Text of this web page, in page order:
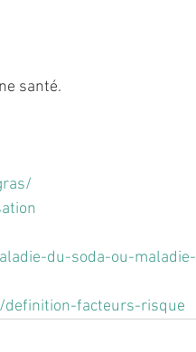
santé.
du-soda-ou-maladie-
facteurs-risque